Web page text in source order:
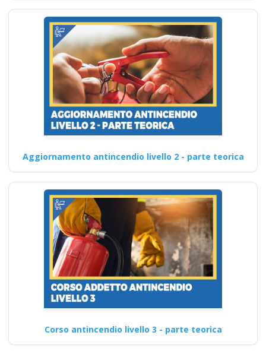
Aggiornamento antincendio livello 2 - parte teorica
Corso antincendio livello 3 - parte teorica